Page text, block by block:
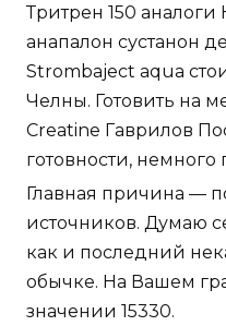
Тритрен 150
анапалон сустанон
Strombaject aqua
Челны. Готовить на
Creatine Гаврилов
готовности, немного
Главная причина —
источников. Думаю
как и последний
обычке. На Вашем
значении 15330.